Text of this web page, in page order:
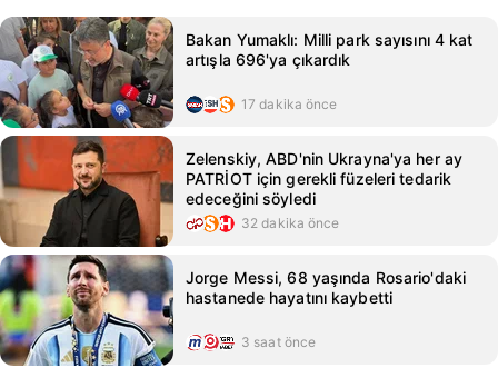
Bakan Yumaklı: Milli park sayısını 4 kat
artışla 696'ya çıkardık
17 dakika önce
Zelenskiy, ABD'nin Ukrayna'ya her ay
PATRİOT için gerekli füzeleri tedarik
edeceğini söyledi
32 dakika önce
Jorge Messi, 68 yaşında Rosario'daki
hastanede hayatını kaybetti
3 saat önce